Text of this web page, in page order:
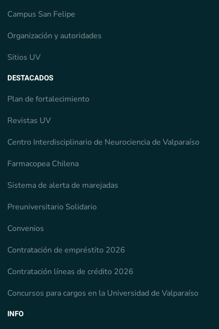
Campus San Felipe
Organización y autoridades
Sitios UV
DESTACADOS
Plan de fortalecimiento
Revistas UV
Centro Interdisciplinario de Neurociencia de Valparaíso
Farmacopea Chilena
Sistema de alerta de marejadas
Preuniversitario Solidario
Convenios
Contratación de empréstito 2026
Contratación líneas de crédito 2026
Concursos para cargos en la Universidad de Valparaíso
INFO